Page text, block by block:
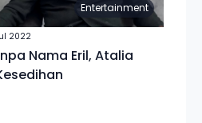
Entertainment
2022
Nama Eril, Atalia